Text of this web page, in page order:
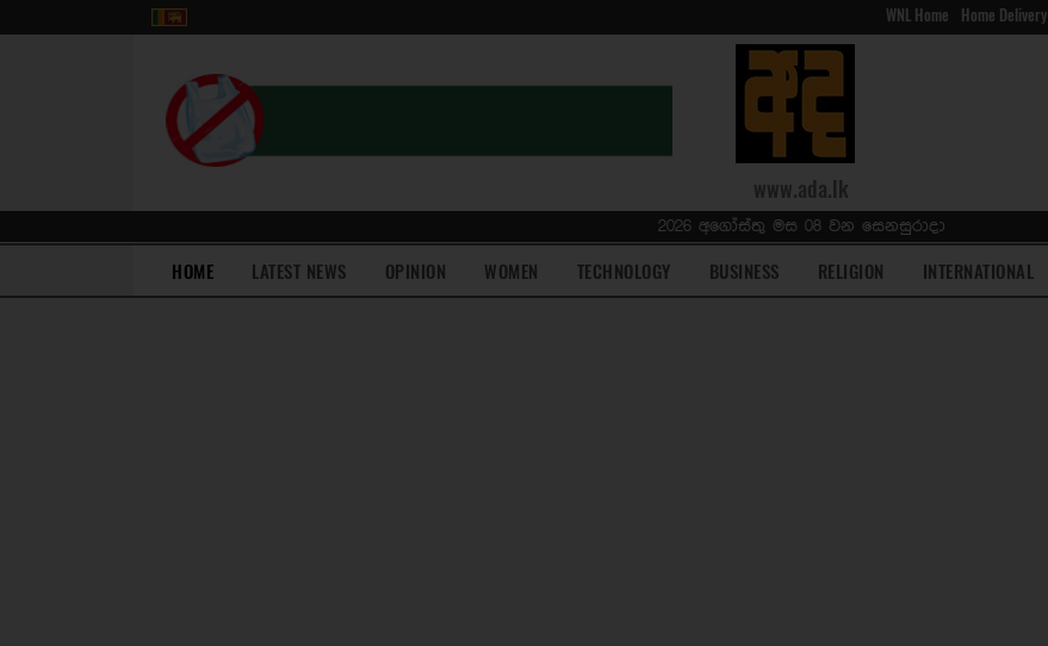
WNL Home Home Delivery
www.ada.lk
2026 අගෝස්තු මස 08 වන සෙනසුරාදා
HOME(current)LATEST NEWS OPINION WOMEN TECHNOLOGY BUSINESS RELIGION INTERNATIONAL